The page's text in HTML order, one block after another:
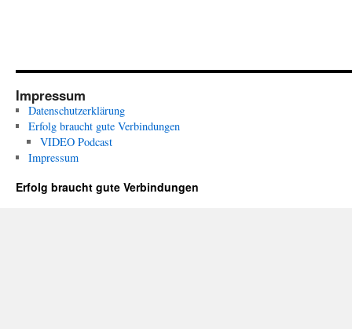
Impressum
Datenschutzerklärung
Erfolg braucht gute Verbindungen
VIDEO Podcast
Impressum
Erfolg braucht gute Verbindungen